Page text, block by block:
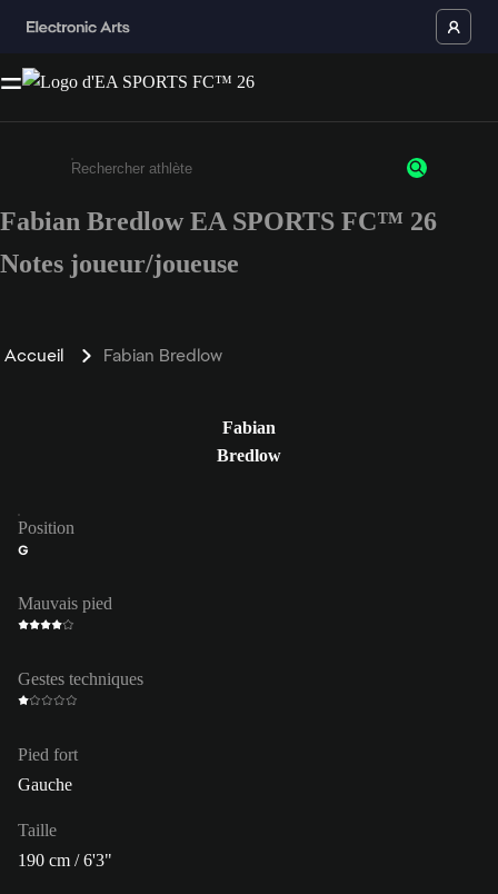
Saisissez au moins 3 caractères ou chiffres.
Fabian Bredlow EA SPORTS FC™ 26
Notes joueur/joueuse
Accueil Fabian Bredlow
Fabian
Bredlow
Position
G
Mauvais pied
Gestes techniques
Pied fort
Gauche
Taille
190 cm / 6'3"